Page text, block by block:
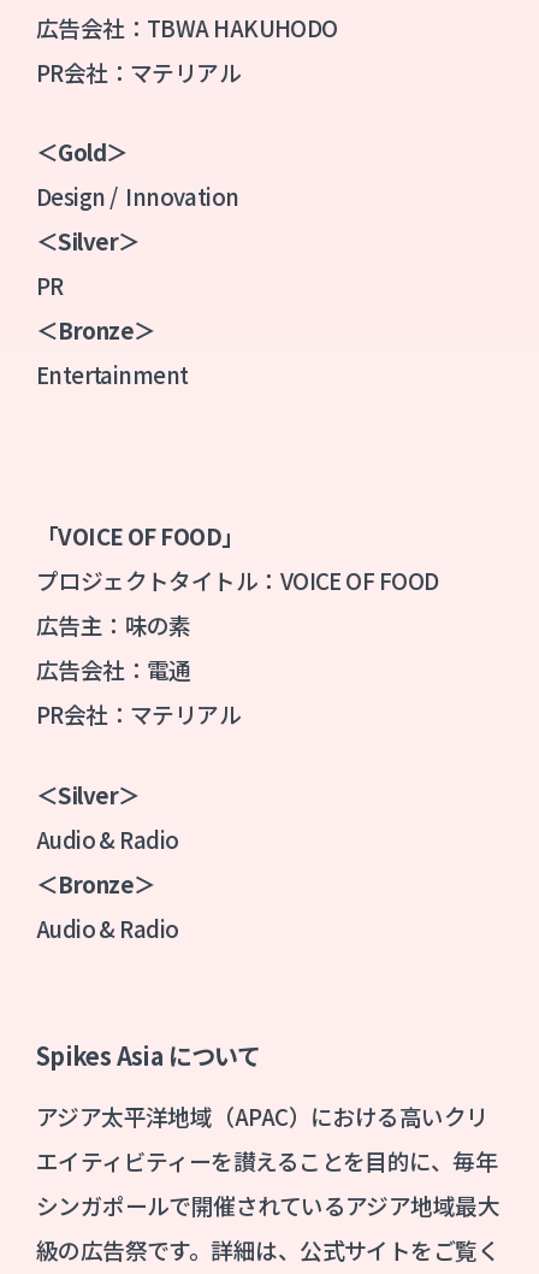
広告会社：TBWA HAKUHODO
PR会社：マテリアル
＜Gold＞
Design / Innovation
＜Silver＞
PR
＜Bronze＞
Entertainment
「VOICE OF FOOD」
プロジェクトタイトル：VOICE OF FOOD
広告主：味の素
広告会社：電通
PR会社：マテリアル
＜Silver＞
Audio & Radio
＜Bronze＞
Audio & Radio
Spikes Asia について
アジア太平洋地域（APAC）における高いクリ
エイティビティーを讃えることを目的に、毎年
シンガポールで開催されているアジア地域最大
級の広告祭です。詳細は、公式サイトをご覧く